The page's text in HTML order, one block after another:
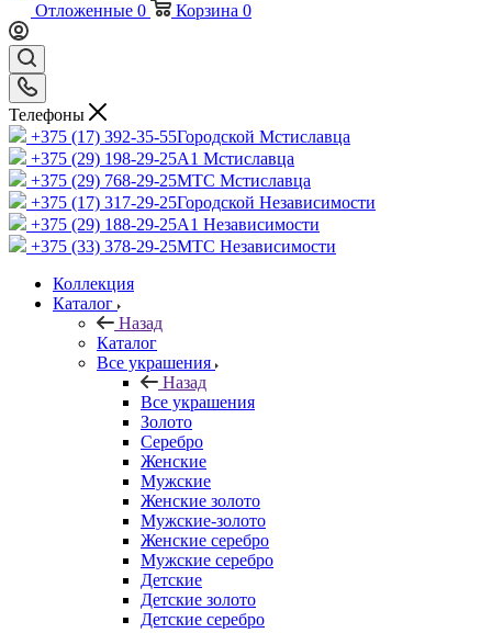
Отложенные 0 Корзина 0
Телефоны
+375 (17) 392-35-55Городской Мстиславца
+375 (29) 198-29-25A1 Мстиславца
+375 (29) 768-29-25МТС Мстиславца
+375 (17) 317-29-25Городской Независимости
+375 (29) 188-29-25A1 Независимости
+375 (33) 378-29-25МТС Независимости
Коллекция
Каталог
Назад
Каталог
Все украшения
Назад
Все украшения
Золото
Серебро
Женские
Мужские
Женские золото
Мужские-золото
Женские серебро
Мужские серебро
Детские
Детские золото
Детские серебро